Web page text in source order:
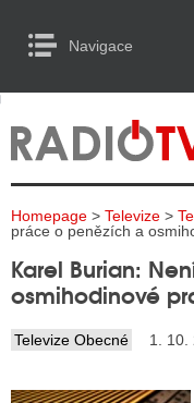
Navigace
RADIA
TELEVIZE
INTERNET
TISK
RADIA
RÁDIÍ
to Content
Homepage > Televize >
práce o penězích a
Karel Burian:
osmihodinové
Televize Obecné 1. 10.